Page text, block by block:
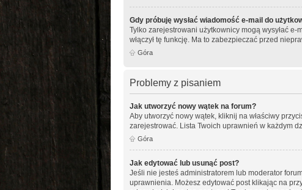
Gdy próbuję wysłać wiadomość e-mail do
Tylko zarejestrowani użytkownicy mogą wysyłać
włączył tę funkcję. Ma to zabezpieczać przed
Góra
Problemy z pisaniem
Jak utworzyć nowy wątek na forum?
Aby utworzyć nowy wątek, kliknij na właściwy
zarejestrować. Lista Twoich uprawnień w każdym
Góra
Jak edytować lub usunąć post?
Jeśli nie jesteś administratorem lub moderator
uprawnienia. Możesz edytować post klikając na